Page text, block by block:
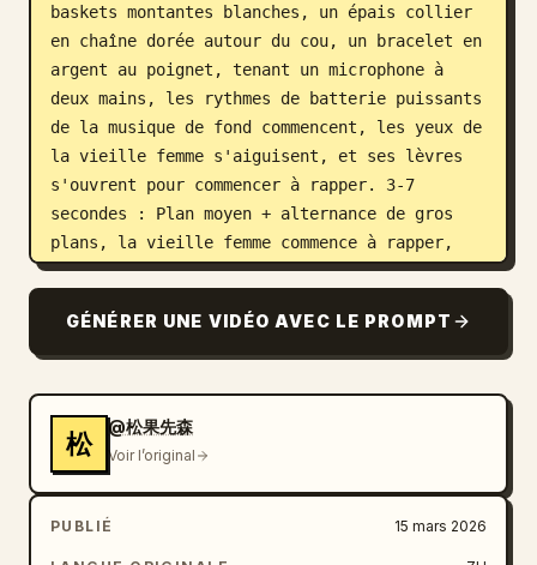
baskets montantes blanches, un épais collier
en chaîne dorée autour du cou, un bracelet en
argent au poignet, tenant un microphone à
deux mains, les rythmes de batterie puissants
de la musique de fond commencent, les yeux de
la vieille femme s'aiguisent, et ses lèvres
s'ouvrent pour commencer à rapper. 3-7
secondes : Plan moyen + alternance de gros
plans, la vieille femme commence à rapper,
avec un sens du rythme extrêmement fort, ses
de tête, une main tenant le microphone,
l'autre main faisant des gestes pour
la caméra, la paume coupant le rythme de haut
en bas, faisant des gestes hip-hop, les
mouvements sont fluides et coulants, les yeux
perçants et regardant directement la caméra,
les rides sautant vivement avec son
expression, les lèvres s'ouvrant et se
GÉNÉRER UNE VIDÉO AVEC LE PROMPT
松
@松果先森
Voir l’original
PUBLIÉ 15 mars 2026